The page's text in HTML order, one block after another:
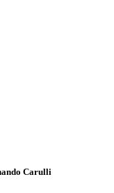
Carulli